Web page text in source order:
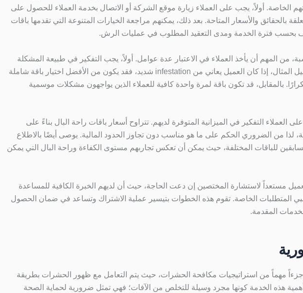
الخاصة. أولاً، يجب على العملاء زيارة موقع الشركة أو الاتصال بخدمة العملاء للحصول على
بالحقائق والأسعار المتاحة. بعد ذلك، يمكنهم مراجعة الخيارات المتنوعة التي تقدمها باقات
بحسب فترة الخدمة ومدى التعقيد المطلوب في عمليات الرش.
من المهم أن يأخذ العملاء في الاعتبار عدة عوامل. أولاً، يجب التفكير في طبيعة المشكلة
التي يواجهونها. على سبيل المثال، إذا كان العميل يعاني من infestation شديد، فقد يكون من الأفضل اختيار باقة شاملة
بالمقابل، قد تكون باقة لمرة واحدة كافية للعملاء الذين يواجهون مشكلات موسمية
العملاء التفكير في الميزانية المتوفرة لديهم. تتراوح أسعار باقات راحة البال بناءً على
لذا من الضروري الحكم على ما هو مناسب دون تجاوز الحدود المالية. يوصى أيضًا بالاطلاع
للباقات المختلفة، حيث يمكن أن تعكس تجاربهم مستوى الكفاءة وراحة البال التي يمكن
مستعداً لاستشارة المختصين إن دعت الحاجة، حيث أن لديهم الخبرة الكافية للمساعدة
تلبي المتطلبات الخاصة. تقوم هذه الخطوات بتيسير عملية الاشتراك وتساعد في ضمان الحصول
المقدمة.
جزءاً مهماً من استراتيجيات مكافحة الحشرات، حيث يتم التعامل مع ظهور الحشرات بطريقة
هذه الخدمة كونها مجرد وسيلة للتخلص من الآفات؛ فهي تمثل ضرورية لحماية الصحة